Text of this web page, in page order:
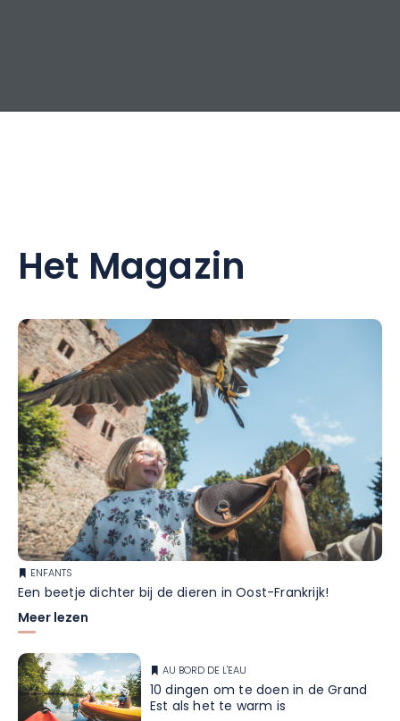
Het Magazin
ENFANTS
Een beetje dichter bij de dieren in Oost-Frankrijk!
Meer lezen
AU BORD DE L'EAU
10 dingen om te doen in de Grand
Est als het te warm is